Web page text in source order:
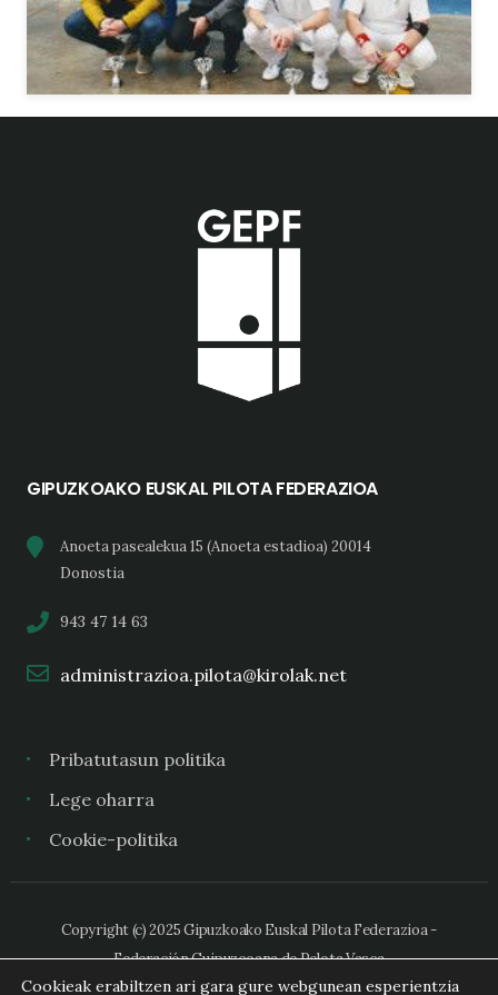
GIPUZKOAKO EUSKAL PILOTA FEDERAZIOA
Anoeta pasealekua 15 (Anoeta estadioa) 20014
Donostia
943 47 14 63
administrazioa.pilota@kirolak.net
Pribatutasun politika
Lege oharra
Cookie-politika
Copyright (c) 2025 Gipuzkoako Euskal Pilota Federazioa -
Federación Guipuzcoana de Pelota Vasca
Cookieak erabiltzen ari gara gure webgunean esperientzia